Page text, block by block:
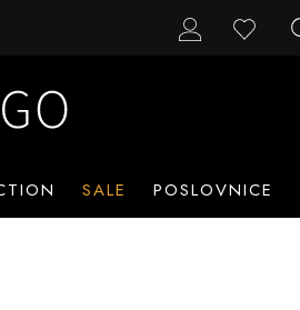
SALE POSLOVNICE